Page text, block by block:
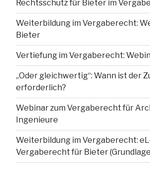
Rechtsschutz für Bieter im
Weiterbildung im Vergaberecht:
Bieter
Vertiefung im Vergaberecht:
„Oder gleichwertig“: Wann ist der
erforderlich?
Webinar zum Vergaberecht für
Ingenieure
Weiterbildung im Vergaberecht:
Vergaberecht für Bieter